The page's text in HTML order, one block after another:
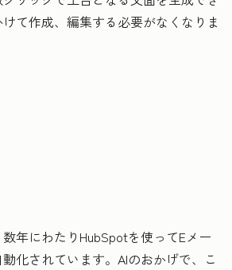
て作成、編集する必要がなくなりま
年にわたりHubSpotを使ってEメー
化されています。AIのおかげで、こ